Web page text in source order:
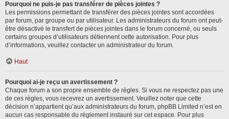
Pourquoi ne puis-je pas transférer de pièces jointes ?
Les permissions permettant de transférer des pièces jointes sont accordées
par forum, par groupe ou par utilisateur. Les administrateurs du forum ont peut-
être désactivé le transfert de pièces jointes dans le forum concerné, ou seuls
certains groupes d’utilisateurs détiennent cette autorisation. Pour plus
d’informations, veuillez contacter un administrateur du forum.
Haut
Pourquoi ai-je reçu un avertissement ?
Chaque forum a son propre ensemble de règles. Si vous ne respectez pas une
de ces règles, vous recevrez un avertissement. Veuillez noter que cette
décision n’appartient qu’aux administrateurs du forum, phpBB Limited n’est en
aucun cas responsable du règlement instauré sur cet espace. Pour plus